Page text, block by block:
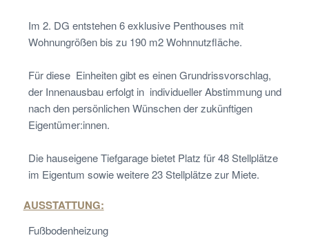
Im 2. DG entstehen 6 exklusive Penthouses mit
Wohnungrößen bis zu 190 m2 Wohnnutzfläche.
Für diese Einheiten gibt es einen Grundrissvorschlag,
der Innenausbau erfolgt in individueller Abstimmung und
nach den persönlichen Wünschen der zukünftigen
Eigentümer:innen.
Die hauseigene Tiefgarage bietet Platz für 48 Stellplätze
im Eigentum sowie weitere 23 Stellplätze zur Miete.
AUSSTATTUNG:
Fußbodenheizung